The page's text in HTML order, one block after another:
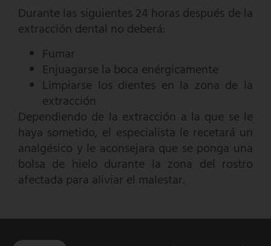
Durante las siguientes 24 horas después de la
extracción dental no deberá:
Fumar
Enjuagarse la boca enérgicamente
Limpiarse los dientes en la zona de la
extracción
Dependiendo de la extracción a la que se le
haya sometido, el especialista le recetará un
analgésico y le aconsejara que se ponga una
bolsa de hielo durante la zona del rostro
afectada para aliviar el malestar.